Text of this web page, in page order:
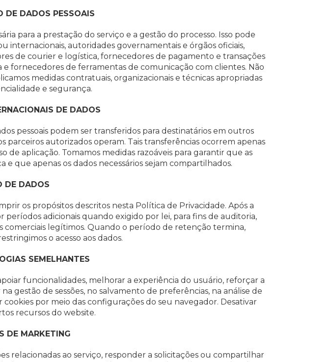
DE DADOS PESSOAIS
para a prestação do serviço e a gestão do processo. Isso pode
internacionais, autoridades governamentais e órgãos oficiais,
de courier e logística, fornecedores de pagamento e transações
fornecedores de ferramentas de comunicação com clientes. Não
medidas contratuais, organizacionais e técnicas apropriadas
e segurança.
DE DADOS
pessoais podem ser transferidos para destinatários em outros
parceiros autorizados operam. Tais transferências ocorrem apenas
aplicação. Tomamos medidas razoáveis para garantir que as
que apenas os dados necessários sejam compartilhados.
DE DADOS
os propósitos descritos nesta Política de Privacidade. Após a
adicionais quando exigido por lei, para fins de auditoria,
legítimos. Quando o período de retenção termina,
o acesso aos dados.
SEMELHANTES
funcionalidades, melhorar a experiência do usuário, reforçar a
gestão de sessões, no salvamento de preferências, na análise de
por meio das configurações do seu navegador. Desativar
recursos do website.
DE MARKETING
relacionadas ao serviço, responder a solicitações ou compartilhar